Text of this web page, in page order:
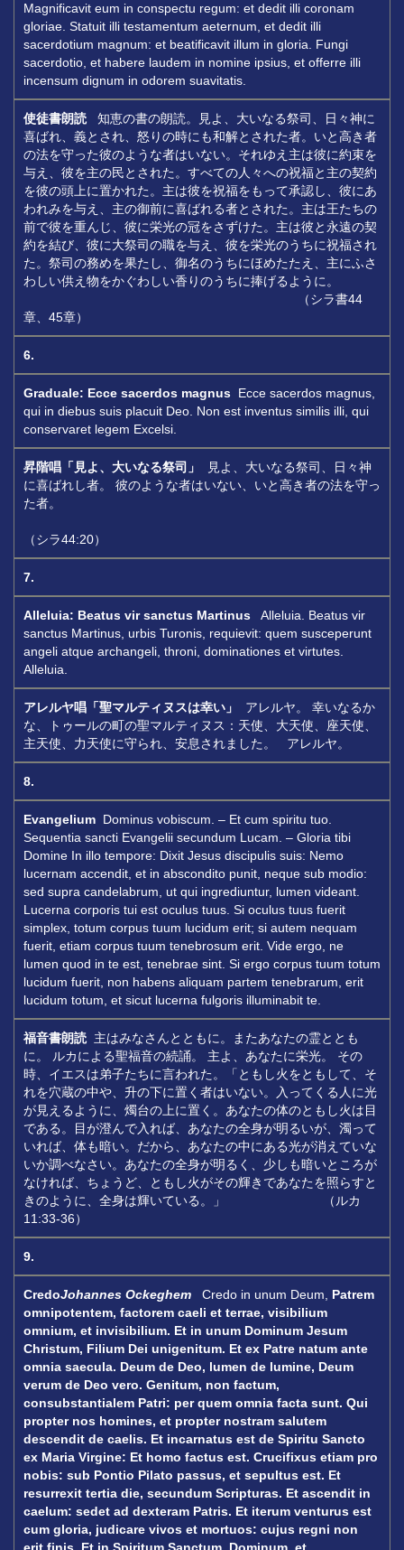
Magnificavit eum in conspectu regum: et dedit illi coronam
gloriae. Statuit illi testamentum aeternum, et dedit illi
sacerdotium magnum: et beatificavit illum in gloria. Fungi
sacerdotio, et habere laudem in nomine ipsius, et offerre illi
incensum dignum in odorem suavitatis.
使徒書朗読 知恵の書の朗読。見よ、大いなる祭司、日々神に
喜ばれ、義とされ、怒りの時にも和解とされた者。いと高き者
の法を守った彼のような者はいない。それゆえ主は彼に約束を
与え、彼を主の民とされた。すべての人々への祝福と主の契約
を彼の頭上に置かれた。主は彼を祝福をもって承認し、彼にあ
われみを与え、主の御前に喜ばれる者とされた。主は王たちの
前で彼を重んじ、彼に栄光の冠をさずけた。主は彼と永遠の契
約を結び、彼に大祭司の職を与え、彼を栄光のうちに祝福され
た。祭司の務めを果たし、御名のうちにほめたたえ、主にふさ
わしい供え物をかぐわしい香りのうちに捧げるように。
（シラ書44
章、45章）
6.
Graduale: Ecce sacerdos magnus Ecce sacerdos magnus,
qui in diebus suis placuit Deo. Non est inventus similis illi, qui
conservaret legem Excelsi.
昇階唱「見よ、大いなる祭司」
見よ、大いなる祭司、日々神
に喜ばれし者。 彼のような者はいない、いと高き者の法を守っ
た者。
（シラ44:20）
7.
Alleluia: Beatus vir sanctus Martinus Alleluia. Beatus vir
sanctus Martinus, urbis Turonis, requievit: quem susceperunt
angeli atque archangeli, throni, dominationes et virtutes.
Alleluia.
アレルヤ唱「聖マルティヌスは幸い」
アレルヤ。 幸いなるか
な、トゥールの町の聖マルティヌス：天使、大天使、座天使、
主天使、力天使に守られ、安息されました。 アレルヤ。
8.
Evangelium Dominus vobiscum. – Et cum spiritu tuo.
Sequentia sancti Evangelii secundum Lucam. – Gloria tibi
Domine In illo tempore: Dixit Jesus discipulis suis: Nemo
lucernam accendit, et in abscondito punit, neque sub modio:
sed supra candelabrum, ut qui ingrediuntur, lumen videant.
Lucerna corporis tui est oculus tuus. Si oculus tuus fuerit
simplex, totum corpus tuum lucidum erit; si autem nequam
fuerit, etiam corpus tuum tenebrosum erit. Vide ergo, ne
lumen quod in te est, tenebrae sint. Si ergo corpus tuum totum
lucidum fuerit, non habens aliquam partem tenebrarum, erit
lucidum totum, et sicut lucerna fulgoris illuminabit te.
福音書朗読 主はみなさんとともに。またあなたの霊ととも
に。 ルカによる聖福音の続誦。 主よ、あなたに栄光。 その
時、イエスは弟子たちに言われた。「ともし火をともして、そ
れを穴蔵の中や、升の下に置く者はいない。入ってくる人に光
が見えるように、燭台の上に置く。あなたの体のともし火は目
である。目が澄んで入れば、あなたの全身が明るいが、濁って
いれば、体も暗い。だから、あなたの中にある光が消えていな
いか調べなさい。あなたの全身が明るく、少しも暗いところが
なければ、ちょうど、ともし火がその輝きであなたを照らすと
きのように、全身は輝いている。」 （ルカ
11:33-36）
9.
CredoJohannes Ockeghem Credo in unum Deum, Patrem
omnipotentem, factorem caeli et terrae, visibilium
omnium, et invisibilium. Et in unum Dominum Jesum
Christum, Filium Dei unigenitum. Et ex Patre natum ante
omnia saecula. Deum de Deo, lumen de lumine, Deum
verum de Deo vero. Genitum, non factum,
consubstantialem Patri: per quem omnia facta sunt. Qui
propter nos homines, et propter nostram salutem
descendit de caelis. Et incarnatus est de Spiritu Sancto
ex Maria Virgine: Et homo factus est. Crucifixus etiam pro
nobis: sub Pontio Pilato passus, et sepultus est. Et
resurrexit tertia die, secundum Scripturas. Et ascendit in
caelum: sedet ad dexteram Patris. Et iterum venturus est
cum gloria, judicare vivos et mortuos: cujus regni non